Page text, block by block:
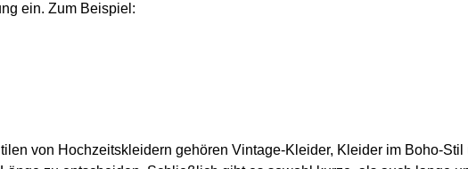
ein. Zum Beispiel:
von Hochzeitskleidern gehören Vintage-Kleider, Kleider im Boho-